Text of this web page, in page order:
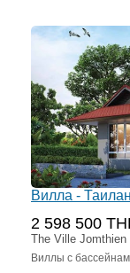
Вилла -
2 598 500
The Ville Jomthien
Виллы с